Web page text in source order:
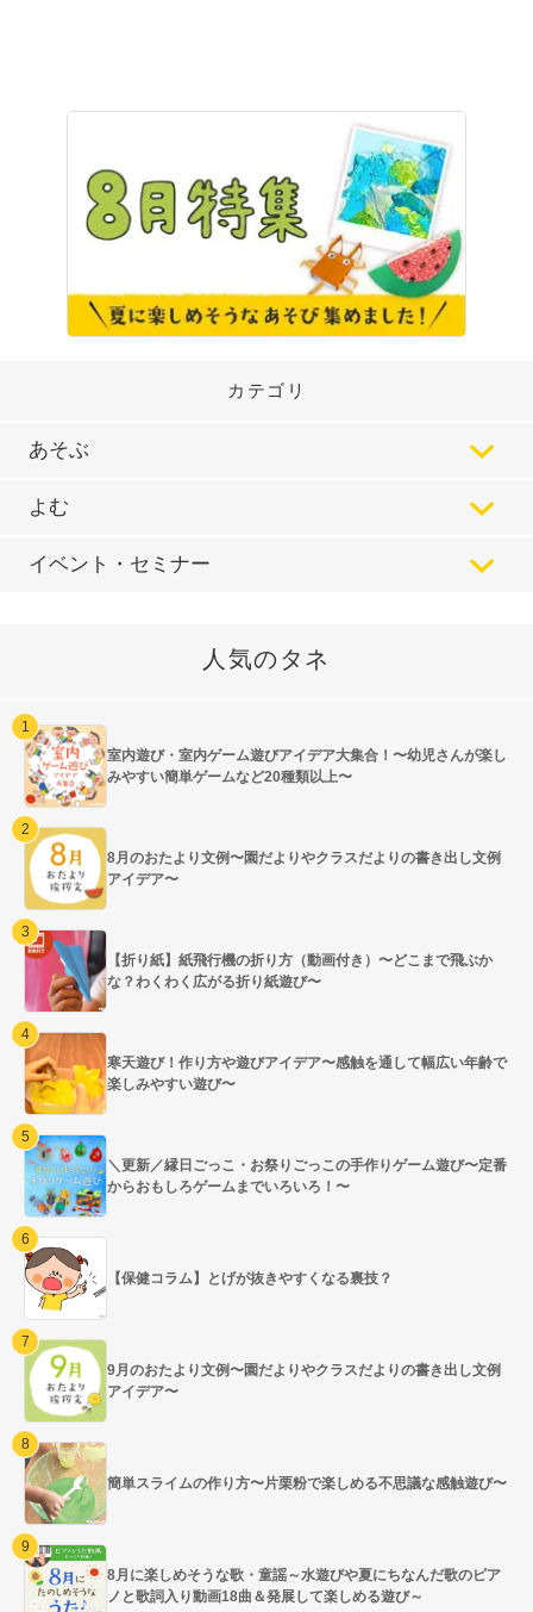
カテゴリ
あそぶ
よむ
イベント・セミナー
人気のタネ
室内遊び・室内ゲーム遊びアイデア大集合！〜幼児さんが楽し
みやすい簡単ゲームなど20種類以上〜
8月のおたより文例〜園だよりやクラスだよりの書き出し文例
アイデア〜
【折り紙】紙飛行機の折り方（動画付き）〜どこまで飛ぶか
な？わくわく広がる折り紙遊び〜
寒天遊び！作り方や遊びアイデア〜感触を通して幅広い年齢で
楽しみやすい遊び〜
＼更新／縁日ごっこ・お祭りごっこの手作りゲーム遊び〜定番
からおもしろゲームまでいろいろ！〜
【保健コラム】とげが抜きやすくなる裏技？
9月のおたより文例〜園だよりやクラスだよりの書き出し文例
アイデア〜
簡単スライムの作り方〜片栗粉で楽しめる不思議な感触遊び〜
8月に楽しめそうな歌・童謡～水遊びや夏にちなんだ歌のピア
ノと歌詞入り動画18曲＆発展して楽しめる遊び～